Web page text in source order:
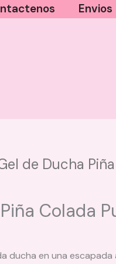
Envios
de Ducha
Colada
ducha en una escapada
$ 24.000